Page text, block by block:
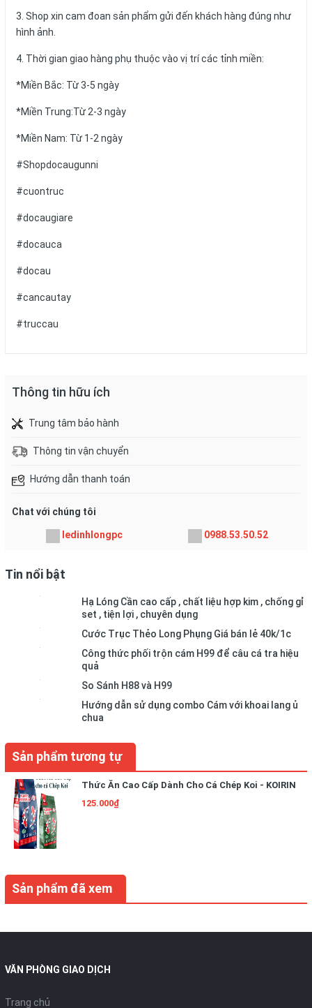
3. Shop xin cam đoan sản phẩm gửi đến khách hàng đúng như
hình ảnh.
4. Thời gian giao hàng phụ thuộc vào vị trí các tỉnh miền:
*Miền Bắc: Từ 3-5 ngày
*Miền Trung:Từ 2-3 ngày
*Miền Nam: Từ 1-2 ngày
#Shopdocaugunni
#cuontruc
#docaugiare
#docauca
#docau
#cancautay
#truccau
Thông tin hữu ích
Trung tâm bảo hành
Thông tin vận chuyển
Hướng dẫn thanh toán
Chat với chúng tôi
ledinhlongpc 0988.53.50.52
Tin nổi bật
Hạ Lóng Cần cao cấp , chất liệu hợp kim , chống gỉ
set , tiện lợi , chuyên dụng
Cước Trục Thẻo Long Phụng Giá bán lẻ 40k/1c
Công thức phối trộn cám H99 để câu cá tra hiệu
quả
So Sánh H88 và H99
Hướng dẫn sử dụng combo Cám với khoai lang ủ
chua
Sản phẩm tương tự
Thức Ăn Cao Cấp Dành Cho Cá Chép Koi - KOIRIN
125.000₫
Sản phẩm đã xem
VĂN PHÒNG GIAO DỊCH
Trang chủ